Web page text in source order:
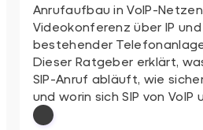
Anrufaufbau in VoIP-
Videokonferenz über IP
bestehender
Dieser Ratgeber erklärt,
SIP-Anruf abläuft, wie
und worin sich SIP von VoIP